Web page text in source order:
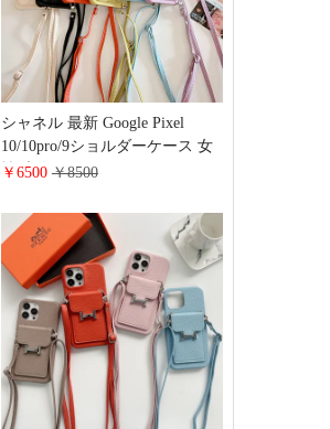
シャネル 最新 Google Pixel
10/10pro/9ショルダーケース 女
性 大人気 chanel
ショルダー ストラップ付き カ
ード収納 マトラッセ レザー
Galaxy S26/S26PLUSケース ハイ
ブランド 全機種対応スマホケー
ス
￥6500 ￥8500